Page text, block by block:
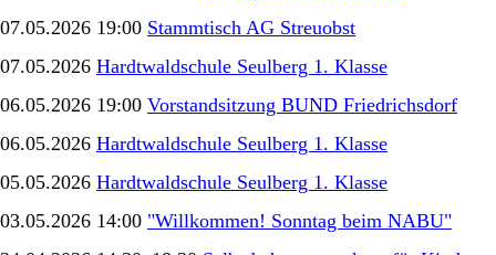
07.05.2026 19:00 Stammtisch AG Streuobst
07.05.2026 Hardtwaldschule Seulberg 1. Klasse
06.05.2026 19:00 Vorstandsitzung BUND Friedrichsdorf
06.05.2026 Hardtwaldschule Seulberg 1. Klasse
05.05.2026 Hardtwaldschule Seulberg 1. Klasse
03.05.2026 14:00 "Willkommen! Sonntag beim NABU"